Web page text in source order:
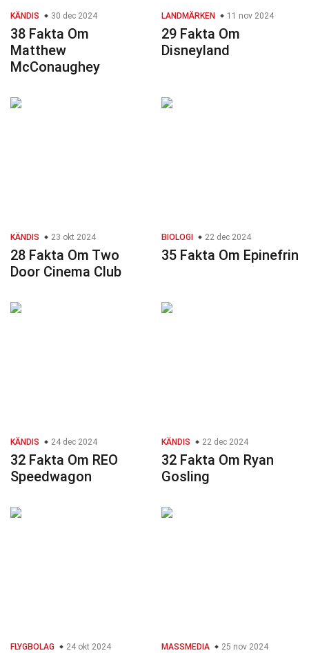
KÄNDIS 30 dec 2024
38 Fakta Om
Matthew
McConaughey
LANDMÄRKEN 11 nov 2024
29 Fakta Om
Disneyland
KÄNDIS 23 okt 2024
28 Fakta Om Two
Door Cinema Club
BIOLOGI 22 dec 2024
35 Fakta Om Epinefrin
KÄNDIS 24 dec 2024
32 Fakta Om REO
Speedwagon
KÄNDIS 22 dec 2024
32 Fakta Om Ryan
Gosling
FLYGBOLAG 24 okt 2024 MASSMEDIA 25 nov 2024